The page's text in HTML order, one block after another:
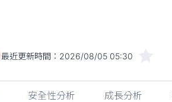
最近更新時間： 2026/08/05 05:30
安全性分析 成長分析